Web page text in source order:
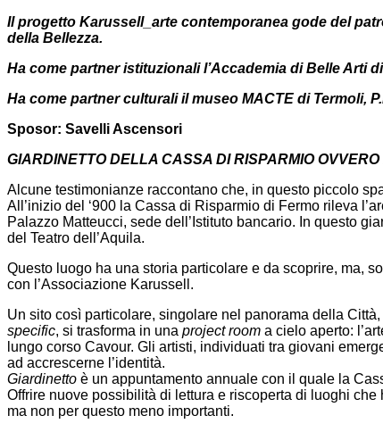
Il progetto Karussell_arte contemporanea gode del
della Bellezza.
Ha come partner istituzionali l’Accademia di Belle Arti
Ha come partner culturali il museo MACTE di Termoli,
Sposor: Savelli Ascensori
GIARDINETTO DELLA CASSA DI RISPARMIO
Alcune testimonianze raccontano che, in questo piccolo
All’inizio del ‘900 la Cassa di Risparmio di Fermo rileva
Palazzo Matteucci, sede dell’Istituto bancario. In questo
del Teatro dell’Aquila.
Questo luogo ha una storia particolare e da scoprire, ma,
con l’Associazione Karussell.
Un sito così particolare, singolare nel panorama della
specific, si trasforma in una project room a cielo aperto:
lungo corso Cavour. Gli artisti, individuati tra giovani
ad accrescerne l’identità.
Giardinetto è un appuntamento annuale con il quale la
Offrire nuove possibilità di lettura e riscoperta di luoghi
ma non per questo meno importanti.